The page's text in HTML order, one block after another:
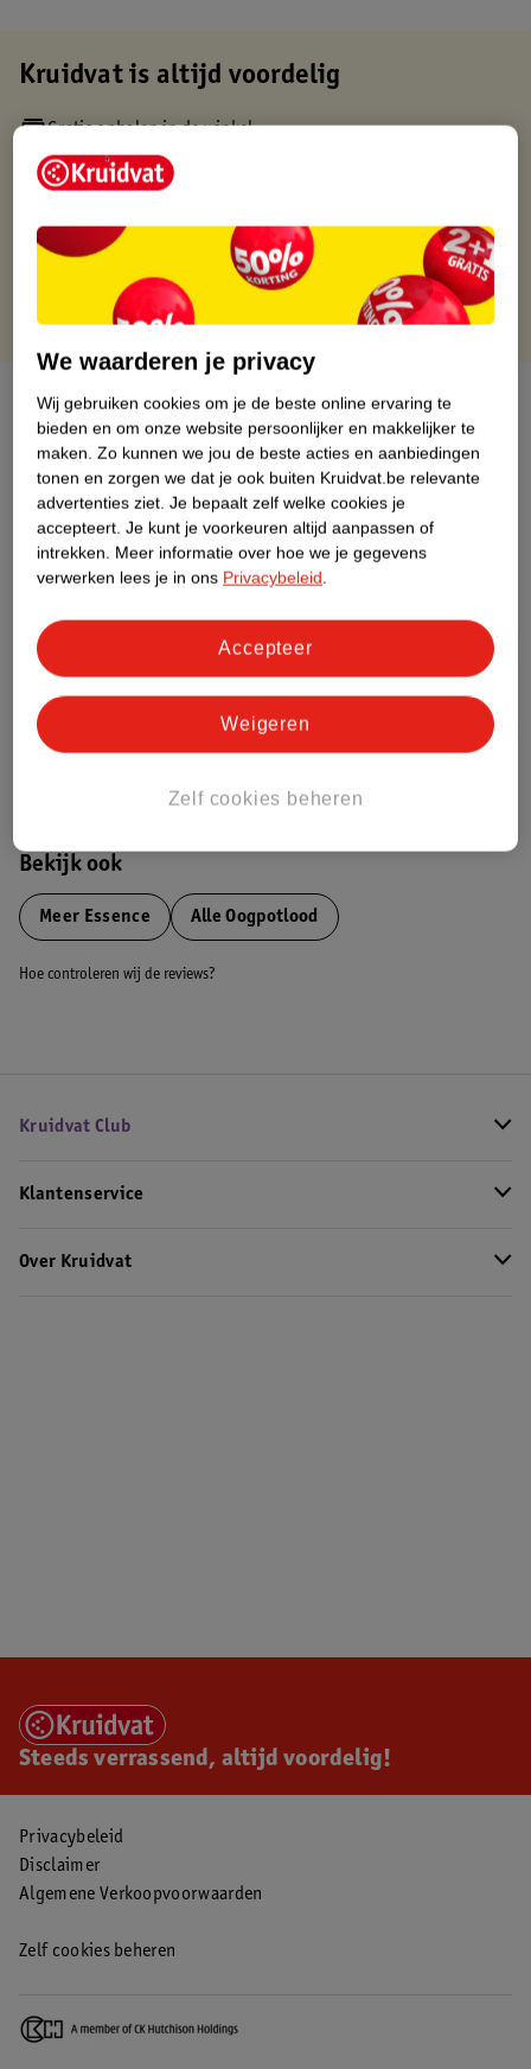
Kruidvat is altijd voordelig
Gratis ophalen in de winkel
Op werkdagen voor 22:00 uur besteld, volgende dag in huis
Gratis thuisbezorgd vanaf 50.00
Gratis punten met je Kruidvat kaart
Over dit product
Productinformatie
Etiketinformatie
Nature Impact Score
Impact Score.
Meer informatie
Bekijk ook
Meer Essence Alle Oogpotlood
Hoe controleren wij de reviews?
Kruidvat Club
Klantenservice
Over Kruidvat
Steeds verrassend, altijd voordelig!
Privacybeleid
Disclaimer
Algemene Verkoopvoorwaarden
Zelf cookies beheren
We waarderen je privacy
Wij gebruiken cookies om je de beste online ervaring te
bieden en om onze website persoonlijker en makkelijker te
maken. Zo kunnen we jou de beste acties en aanbiedingen
tonen en zorgen we dat je ook buiten Kruidvat.be relevante
advertenties ziet. Je bepaalt zelf welke cookies je
accepteert. Je kunt je voorkeuren altijd aanpassen of
intrekken. Meer informatie over hoe we je gegevens
verwerken lees je in ons Privacybeleid.
Zelf cookies beheren
Weigeren
Accepteer